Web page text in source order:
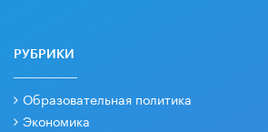
РУБРИКИ
Образовательная политика
Экономика